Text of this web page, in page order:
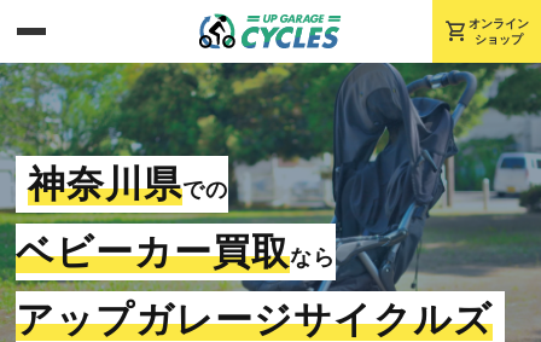
shopping_cart オンライン
ショップ
神奈川県での
ベビーカー買取なら
アップガレージサイクルズ